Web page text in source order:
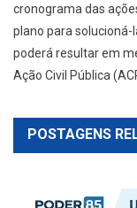
cronograma das
plano para
poderá resultar em
Ação Civil Pública
POSTAGENS